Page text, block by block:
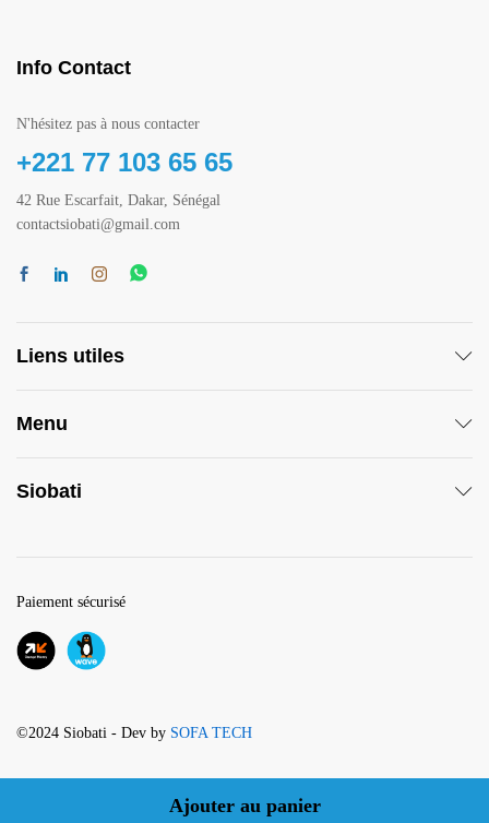
Ajouter au panier
Info Contact
N'hésitez pas à nous contacter
+221 77 103 65 65
42 Rue Escarfait, Dakar, Sénégal
contactsiobati@gmail.com
Liens utiles
Menu
Siobati
©2024 Siobati - Dev by SOFA TECH
Paiement sécurisé